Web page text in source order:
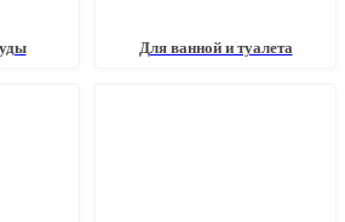
Для ванной и туалета